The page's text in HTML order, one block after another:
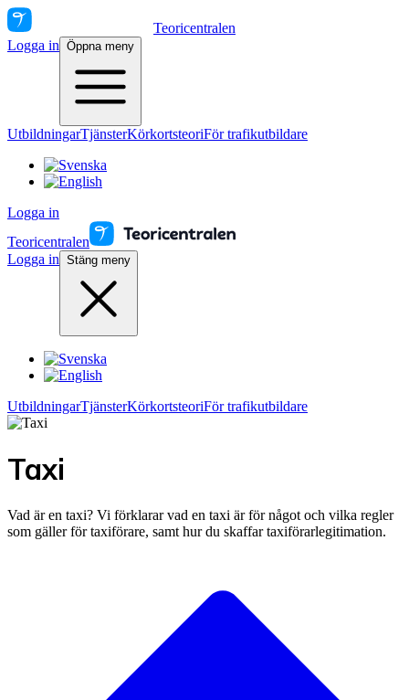
Teoricentralen
Logga in Öppna meny
UtbildningarTjänsterKörkortsteoriFör trafikutbildare
Logga in
Teoricentralen
Logga in Stäng meny
UtbildningarTjänsterKörkortsteoriFör trafikutbildare
Taxi
Vad är en taxi? Vi förklarar vad en taxi är för något och vilka regler
som gäller för taxiförare, samt hur du skaffar taxiförarlegitimation.